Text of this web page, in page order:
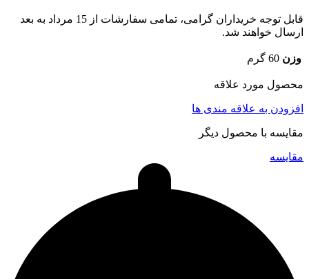
قابل توجه خریداران گرامی، تمامی سفارشات از 15 مرداد به بعد
ارسال خواهند شد.
وزن 60 گرم
محصول مورد علاقه
افزودن به علاقه مندی ها
مقایسه با محصول دیگر
مقایسه